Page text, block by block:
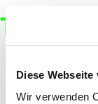
Diese
Wir verwenden
TUSH